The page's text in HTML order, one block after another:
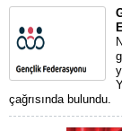
çağrısında bulundu.